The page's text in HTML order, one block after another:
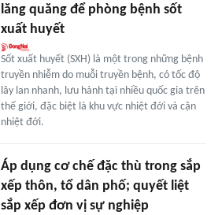
lăng quăng để phòng bệnh sốt
xuất huyết
Sốt xuất huyết (SXH) là một trong những bệnh
truyền nhiễm do muỗi truyền bệnh, có tốc độ
lây lan nhanh, lưu hành tại nhiều quốc gia trên
thế giới, đặc biệt là khu vực nhiệt đới và cận
nhiệt đới.
Áp dụng cơ chế đặc thù trong sắp
xếp thôn, tổ dân phố; quyết liệt
sắp xếp đơn vị sự nghiệp